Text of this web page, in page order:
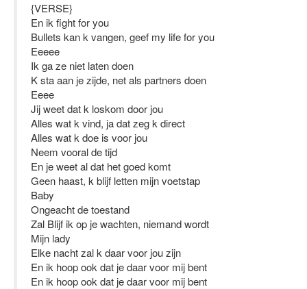
{VERSE}
En ik fight for you
Bullets kan k vangen, geef my life for you
Eeeee
Ik ga ze niet laten doen
K sta aan je zijde, net als partners doen
Eeee
Jij weet dat k loskom door jou
Alles wat k vind, ja dat zeg k direct
Alles wat k doe is voor jou
Neem vooral de tijd
En je weet al dat het goed komt
Geen haast, k blijf letten mijn voetstap
Baby
Ongeacht de toestand
Zal Blijf ik op je wachten, niemand wordt
Mijn lady
Elke nacht zal k daar voor jou zijn
En ik hoop ook dat je daar voor mij bent
En ik hoop ook dat je daar voor mij bent